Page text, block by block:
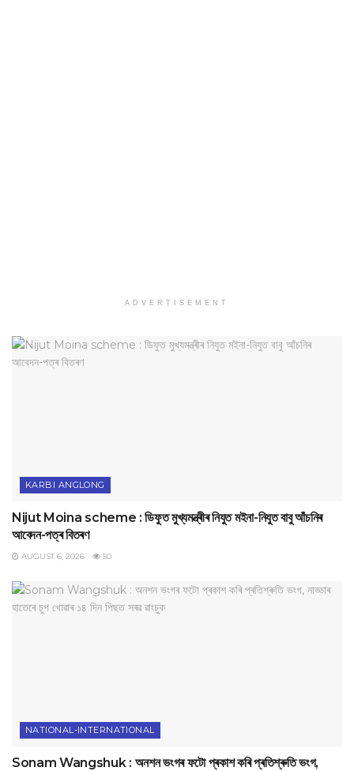
ADVERTISEMENT
KARBI ANGLONG
Nijut Moina scheme : ডিফুত মুখ্যমন্ত্ৰীৰ নিযুত মইনা-নিযুত বাবু আঁচনিৰ
আবেদন-পত্ৰ বিতৰণ
AUGUST 6, 2026 50
NATIONAL-INTERNATIONAL
Sonam Wangshuk : অনশন ভংগৰ ফটো প্ৰকাশ কৰি প্ৰতিশ্ৰুতি ভংগ,